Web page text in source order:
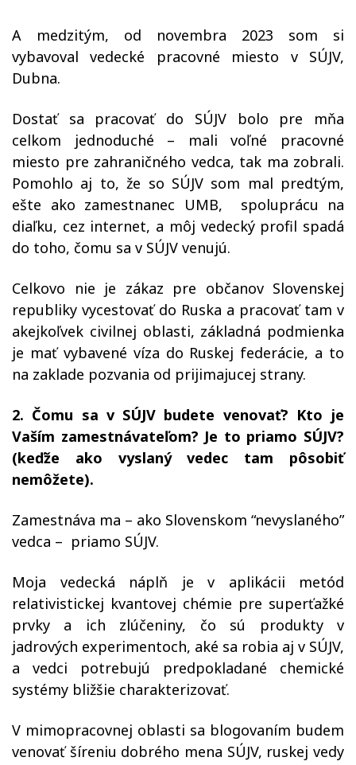
A medzitým, od novembra 2023 som si
vybavoval vedecké pracovné miesto v SÚJV,
Dubna.
Dostať sa pracovať do SÚJV bolo pre mňa
celkom jednoduché – mali voľné pracovné
miesto pre zahraničného vedca, tak ma zobrali.
Pomohlo aj to, že so SÚJV som mal predtým,
ešte ako zamestnanec UMB, spoluprácu na
diaľku, cez internet, a môj vedecký profil spadá
do toho, čomu sa v SÚJV venujú.
Celkovo nie je zákaz pre občanov Slovenskej
republiky vycestovať do Ruska a pracovať tam v
akejkoľvek civilnej oblasti, základná podmienka
je mať vybavené víza do Ruskej federácie, a to
na zaklade pozvania od prijimajucej strany.
2. Čomu sa v SÚJV budete venovať? Kto je
Vaším zamestnávateľom? Je to priamo SÚJV?
(keďže ako vyslaný vedec tam pôsobiť
nemôžete).
Zamestnáva ma – ako Slovenskom “nevyslaného”
vedca – priamo SÚJV.
Moja vedecká náplň je v aplikácii metód
relativistickej kvantovej chémie pre superťažké
prvky a ich zlúčeniny, čo sú produkty v
jadrových experimentoch, aké sa robia aj v SÚJV,
a vedci potrebujú predpokladané chemické
systémy bližšie charakterizovať.
V mimopracovnej oblasti sa blogovaním budem
venovať šíreniu dobrého mena SÚJV, ruskej vedy